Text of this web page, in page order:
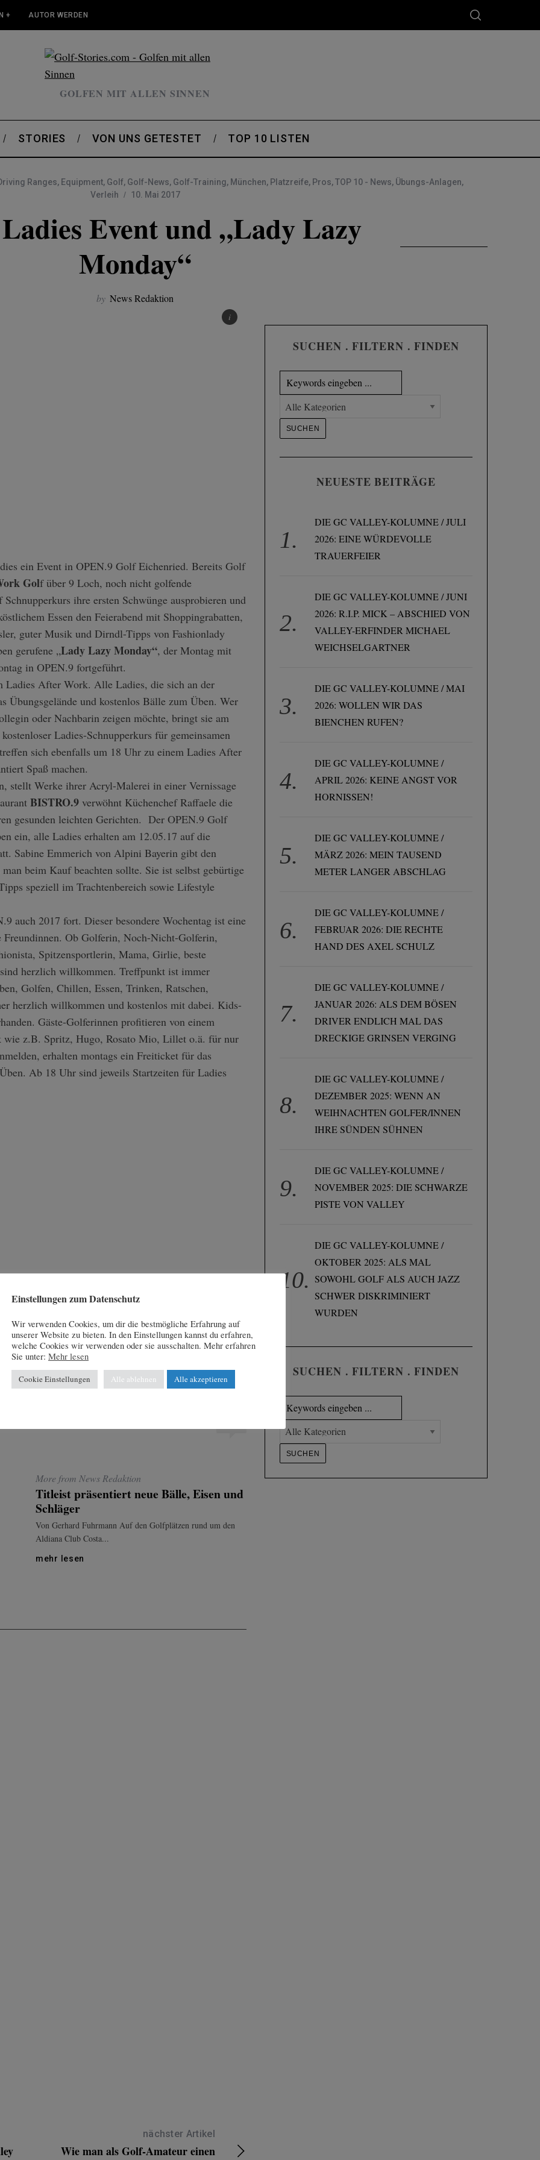
+ AUTOR WERDEN
GOLFEN MIT ALLEN SINNEN
STORIES VON UNS GETESTET TOP 10 LISTEN
Ranges, Equipment, Golf, Golf-News, Golf-Training, München, Platzreife, Pros,TOP 10 - News, Übungs-Anlagen,
Verleih
10. Mai 2017
Event und „Lady Lazy
Monday“
by News Redaktion
ein Event in OPEN.9 Golf Eichenried. Bereits Golf
Golf über 9 Loch, noch nicht golfende
ihre ersten Schwünge ausprobieren und
Essen den Feierabend mit Shoppingrabatten,
guter Musik und Dirndl-Tipps von Fashionlady
gerufene „Lady Lazy Monday“, der Montag mit
in OPEN.9 fortgeführt.
After Work. Alle Ladies, die sich an der
Übungsgelände und kostenlos Bälle zum Üben. Wer
oder Nachbarin zeigen möchte, bringt sie am
Ladies-Schnupperkurs für gemeinsamen
sich ebenfalls um 18 Uhr zu einem Ladies After
Spaß machen.
stellt Werke ihrer Acryl-Malerei in einer Vernissage
BISTRO.9 verwöhnt Küchenchef Raffaele die
gesunden leichten Gerichten. Der OPEN.9 Golf
ein, alle Ladies erhalten am 12.05.17 auf die
Sabine Emmerich von Alpini Bayerin gibt den
beim Kauf beachten sollte. Sie ist selbst gebürtige
speziell im Trachtenbereich sowie Lifestyle
auch 2017 fort. Dieser besondere Wochentag ist eine
Ob Golferin, Noch-Nicht-Golferin,
Spitzensportlerin, Mama, Girlie, beste
herzlich willkommen. Treffpunkt ist immer
Golfen, Chillen, Essen, Trinken, Ratschen,
herzlich willkommen und kostenlos mit dabei. Kids-
Gäste-Golferinnen profitieren von einem
z.B. Spritz, Hugo, Rosato Mio, Lillet o.ä. für nur
erhalten montags ein Freiticket für das
Ab 18 Uhr sind jeweils Startzeiten für Ladies
More from News Redaktion
Titleist präsentiert neue Bälle, Eisen und
Schläger
Von Gerhard Fuhrmann Auf den Golfplätzen rund um den
Aldiana Club Costa...
mehr lesen
nächster Artikel
Wie man als Golf-Amateur einen
SUCHEN . FILTERN . FINDEN
NEUESTE BEITRÄGE
DIE GC VALLEY-KOLUMNE / JULI
2026: EINE WÜRDEVOLLE
TRAUERFEIER
DIE GC VALLEY-KOLUMNE / JUNI
2026: R.I.P. MICK – ABSCHIED VON
VALLEY-ERFINDER MICHAEL
WEICHSELGARTNER
DIE GC VALLEY-KOLUMNE / MAI
2026: WOLLEN WIR DAS
BIENCHEN RUFEN?
DIE GC VALLEY-KOLUMNE /
APRIL 2026: KEINE ANGST VOR
HORNISSEN!
DIE GC VALLEY-KOLUMNE /
MÄRZ 2026: MEIN TAUSEND
METER LANGER ABSCHLAG
DIE GC VALLEY-KOLUMNE /
FEBRUAR 2026: DIE RECHTE
HAND DES AXEL SCHULZ
DIE GC VALLEY-KOLUMNE /
JANUAR 2026: ALS DEM BÖSEN
DRIVER ENDLICH MAL DAS
DRECKIGE GRINSEN VERGING
DIE GC VALLEY-KOLUMNE /
DEZEMBER 2025: WENN AN
WEIHNACHTEN GOLFER/INNEN
IHRE SÜNDEN SÜHNEN
DIE GC VALLEY-KOLUMNE /
NOVEMBER 2025: DIE SCHWARZE
PISTE VON VALLEY
DIE GC VALLEY-KOLUMNE /
OKTOBER 2025: ALS MAL
SOWOHL GOLF ALS AUCH JAZZ
SCHWER DISKRIMINIERT
WURDEN
SUCHEN . FILTERN . FINDEN
Einstellungen zum Datenschutz
Wir verwenden Cookies, um dir die bestmögliche Erfahrung auf
unserer Website zu bieten. In den Einstellungen kannst du erfahren,
welche Cookies wir verwenden oder sie ausschalten. Mehr erfahren
Sie unter: Mehr lesen
Cookie Einstellungen Alle ablehnen Alle akzeptieren